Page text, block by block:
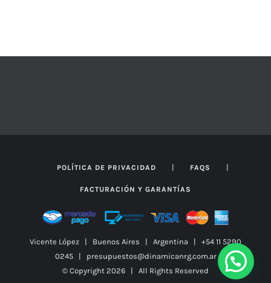
POLÍTICA DE PRIVACIDAD | FAQS |
FACTURACIÓN Y GARANTÍAS
Vicente López | Buenos Aires | Argentina | +54 11 5290
0245 | presupuestos@dinamicanrg.com.ar
© Copyright 2026 | All Rights Reserved